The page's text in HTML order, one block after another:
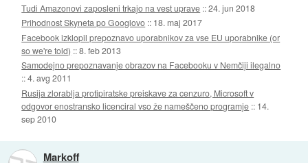
Tudi Amazonovi zaposleni trkajo na vest uprave ::24. jun 2018
Prihodnost Skyneta po Googlovo :: 18. maj 2017
Facebook izklopil prepoznavo uporabnikov za vse EU uporabnike (or
so we're told) ::8. feb 2013
Samodejno prepoznavanje obrazov na Facebooku v Nemčiji ilegalno
::4. avg 2011
Rusija zlorablja protipiratske preiskave za cenzuro, Microsoft v
odgovor enostransko licenciral vso že nameščeno programje :: 14.
sep 2010
Markoff